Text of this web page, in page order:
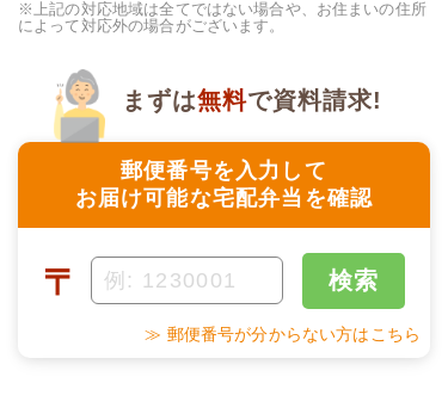
※上記の対応地域は全てではない場合や、お住まいの住所
によって対応外の場合がございます。
郵便番号を入力して
お届け可能な宅配弁当を確認
まずは無料で資料請求!
〒 検索
≫ 郵便番号が分からない方はこちら